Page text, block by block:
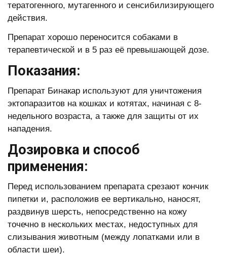
тератогенного, мутагенного и сенсибилизирующего
действия.
Препарат хорошо переносится собаками в
терапевтической и в 5 раз её превышающей дозе.
Показания:
Препарат Бинакар используют для уничтожения
эктопаразитов на кошках и котятах, начиная с 8-
недельного возраста, а также для защиты от их
нападения.
Дозировка и способ
применения:
Перед использованием препарата срезают кончик
пипетки и, расположив ее вертикально, наносят,
раздвинув шерсть, непосредственно на кожу
точечно в нескольких местах, недоступных для
слизывания животным (между лопатками или в
области шеи).